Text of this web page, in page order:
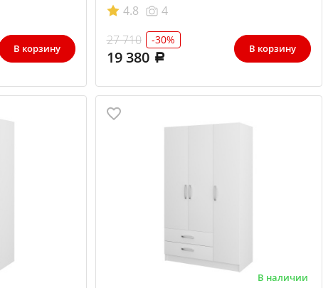
В корзину
4.8
4
27 710
-30%
19 380 В корзину
В наличии